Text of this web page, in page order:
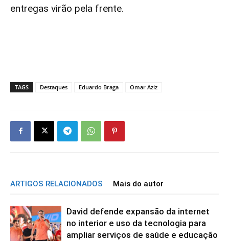
entregas virão pela frente.
TAGS Destaques Eduardo Braga Omar Aziz
ARTIGOS RELACIONADOS Mais do autor
David defende expansão da internet
no interior e uso da tecnologia para
ampliar serviços de saúde e educação